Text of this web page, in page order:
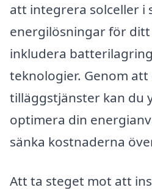
att integrera solceller i
energilösningar för
inkludera
teknologier. Genom
tilläggstjänster kan du
optimera din
sänka kostnaderna
Att ta steget mot att